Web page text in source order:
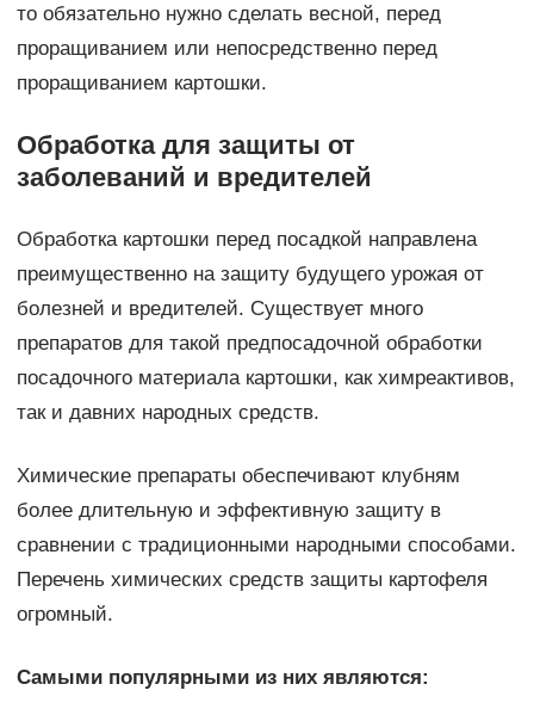
то обязательно нужно сделать весной, перед
проращиванием или непосредственно перед
проращиванием картошки.
Обработка для защиты от
заболеваний и вредителей
Обработка картошки перед посадкой направлена
преимущественно на защиту будущего урожая от
болезней и вредителей. Существует много
препаратов для такой предпосадочной обработки
посадочного материала картошки, как химреактивов,
так и давних народных средств.
Химические препараты обеспечивают клубням
более длительную и эффективную защиту в
сравнении с традиционными народными способами.
Перечень химических средств защиты картофеля
огромный.
Самыми популярными из них являются: